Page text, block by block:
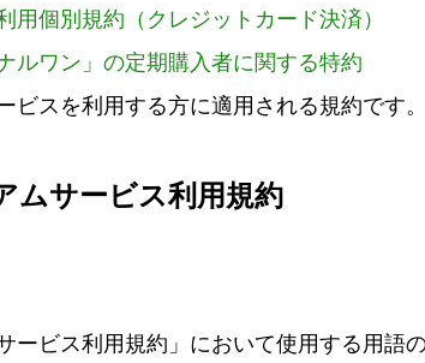
用個別規約（クレジットカード決済）
ルワン」の定期購入者に関する特約
ビスを利用する方に適用される規約です。
ムサービス利用規約
ービス利用規約」において使用する用語